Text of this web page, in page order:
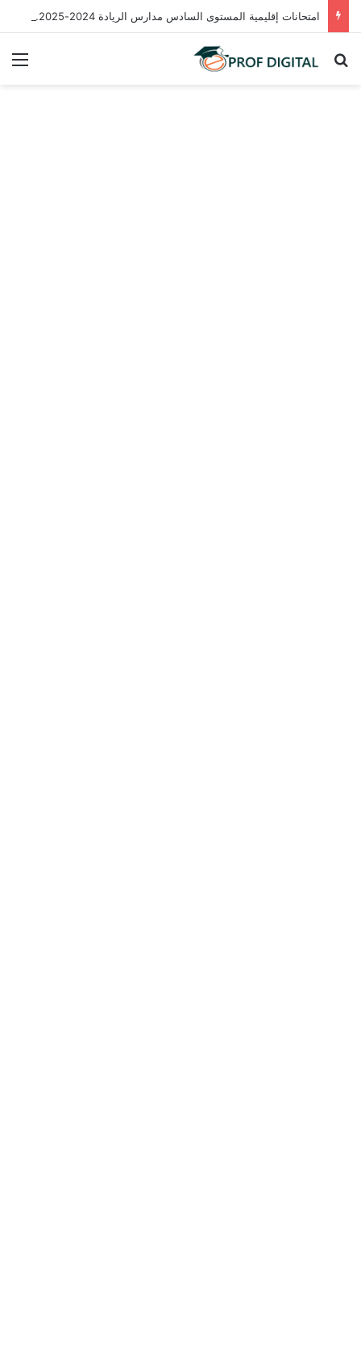
امتحانات إقليمية المستوى السادس مدارس الريادة 2024-2025 مع التصحيح PDF لجميع المواد
بحث عن